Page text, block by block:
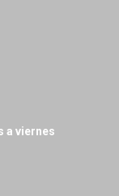
a viernes